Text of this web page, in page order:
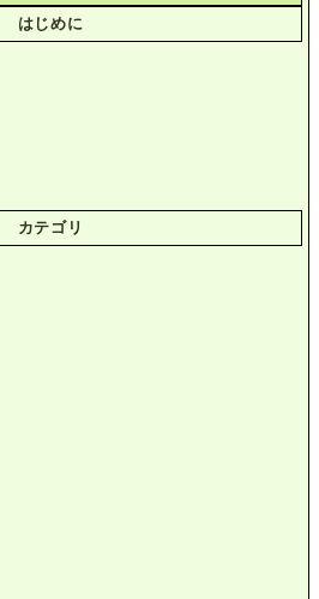
はじめに
カテゴリ